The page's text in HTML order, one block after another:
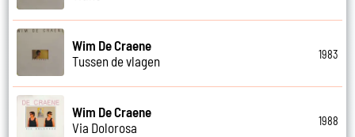
Wim De Craene
Tussen de vlagen
1983
Wim De Craene
Via Dolorosa
1988